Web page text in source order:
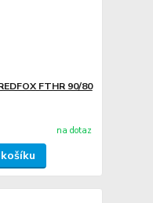
FTHR 90/80
na dotaz